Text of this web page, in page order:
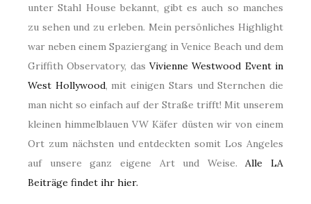
unter Stahl House bekannt, gibt es auch so manches
zu sehen und zu erleben. Mein persönliches Highlight
war neben einem Spaziergang in Venice Beach und dem
Griffith Observatory, das Vivienne Westwood Event in
West Hollywood, mit einigen Stars und Sternchen die
man nicht so einfach auf der Straße trifft! Mit unserem
kleinen himmelblauen VW Käfer düsten wir von einem
Ort zum nächsten und entdeckten somit Los Angeles
auf unsere ganz eigene Art und Weise.Alle LA
Beiträge findet ihr hier.